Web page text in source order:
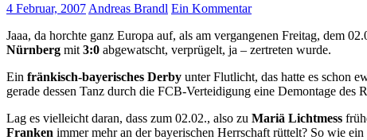
4 Februar, 2007 Andreas Brandl Ein Kommentar
Jaaa, da horchte ganz Europa auf, als am vergangenen Freitag, dem
Nürnberg mit 3:0 abgewatscht, verprügelt, ja – zertreten wurde.
Ein fränkisch-bayerisches Derby unter Flutlicht, das hatte es schon
gerade dessen Tanz durch die FCB-Verteidigung eine Demontage des
Lag es vielleicht daran, dass zum 02.02., also zu Mariä Lichtmess
Franken immer mehr an der bayerischen Herrschaft rüttelt? So wie